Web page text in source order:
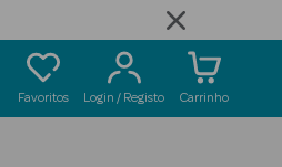
Favoritos Login / Registo Carrinho